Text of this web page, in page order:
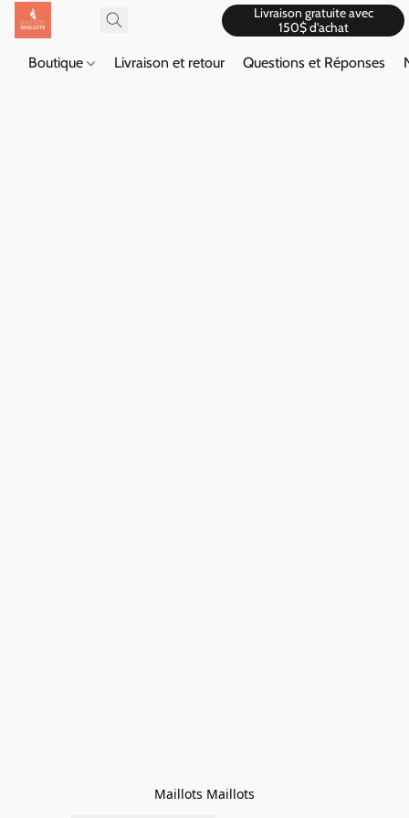
Livraison gratuite avec
150$ d'achat
Boutique Livraison et retour Questions et Réponses
Maillots Maillots